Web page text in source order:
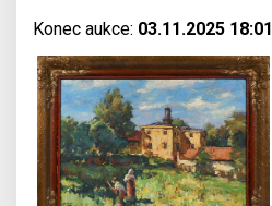
Konec aukce: 03.11.2025 18:01